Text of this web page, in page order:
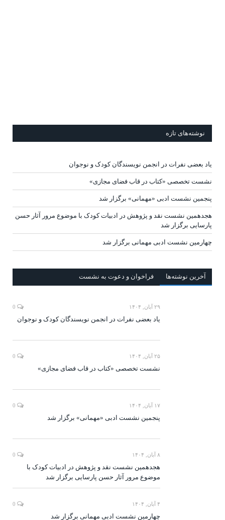
نوشته‌های تازه
یاد بعضی نفرات در انجمن نویسندگان کودک و نوجوان
نشست تخصصی «کتاب در قاب فضای مجازی»
پنجمین نشست ادبی «مهمانی» برگزار شد
هجدهمین نشست نقد و پژوهش در ادبیات کودک با موضوع مرور آثار حسن
پارسایی برگزار شد
چهارمین نشست ادبی مهمانی برگزار شد
آخرين‌ نوشته‌ها فراخوان و دعوت به نشست
۲۹ آبان, ۱۴۰۴
یاد بعضی نفرات در انجمن نویسندگان کودک و نوجوان
۲۵ آبان, ۱۴۰۴
نشست تخصصی «کتاب در قاب فضای مجازی»
۱۷ آبان, ۱۴۰۴
پنجمین نشست ادبی «مهمانی» برگزار شد
۸ آبان, ۱۴۰۴
هجدهمین نشست نقد و پژوهش در ادبیات کودک با
موضوع مرور آثار حسن پارسایی برگزار شد
۴ آبان, ۱۴۰۴
چهارمین نشست ادبی مهمانی برگزار شد